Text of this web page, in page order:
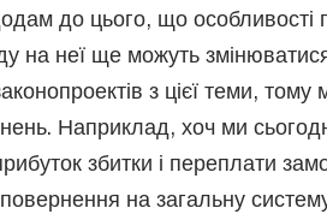
до цього, що особливості
на неї ще можуть
з цієї теми,
Наприклад, хоч ми
збитки і переплати
повернення на загальну